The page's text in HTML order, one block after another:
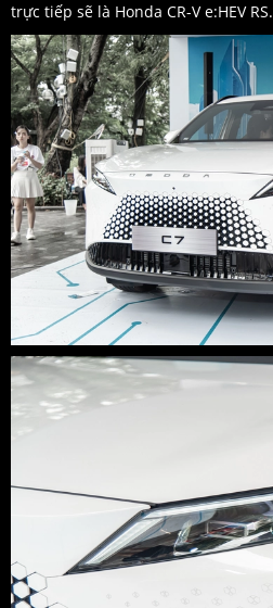
trực tiếp sẽ là Honda CR-V e:HEV RS.